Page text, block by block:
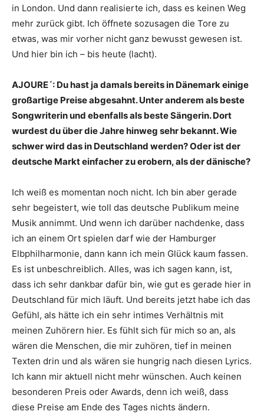
in London. Und dann realisierte ich, dass es keinen Weg
mehr zurück gibt. Ich öffnete sozusagen die Tore zu
etwas, was mir vorher nicht ganz bewusst gewesen ist.
Und hier bin ich – bis heute (lacht).
AJOURE´: Du hast ja damals bereits in Dänemark einige
großartige Preise abgesahnt. Unter anderem als beste
Songwriterin und ebenfalls als beste Sängerin. Dort
wurdest du über die Jahre hinweg sehr bekannt. Wie
schwer wird das in Deutschland werden? Oder ist der
deutsche Markt einfacher zu erobern, als der dänische?
Ich weiß es momentan noch nicht. Ich bin aber gerade
sehr begeistert, wie toll das deutsche Publikum meine
Musik annimmt. Und wenn ich darüber nachdenke, dass
ich an einem Ort spielen darf wie der Hamburger
Elbphilharmonie, dann kann ich mein Glück kaum fassen.
Es ist unbeschreiblich. Alles, was ich sagen kann, ist,
dass ich sehr dankbar dafür bin, wie gut es gerade hier in
Deutschland für mich läuft. Und bereits jetzt habe ich das
Gefühl, als hätte ich ein sehr intimes Verhältnis mit
meinen Zuhörern hier. Es fühlt sich für mich so an, als
wären die Menschen, die mir zuhören, tief in meinen
Texten drin und als wären sie hungrig nach diesen Lyrics.
Ich kann mir aktuell nicht mehr wünschen. Auch keinen
besonderen Preis oder Awards, denn ich weiß, dass
diese Preise am Ende des Tages nichts ändern.